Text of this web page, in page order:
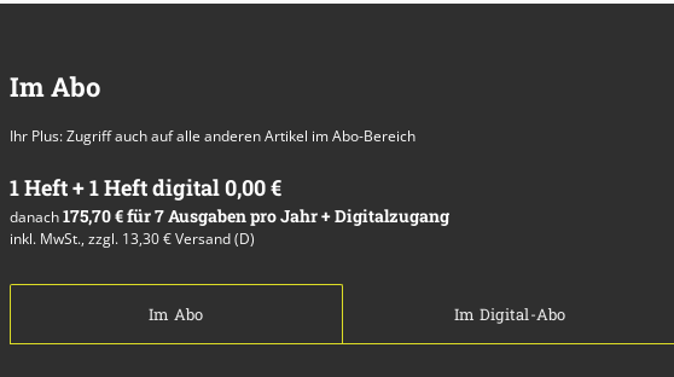
Im Abo
Ihr Plus: Zugriff auch auf alle anderen Artikel im Abo-Bereich
1 Heft + 1 Heft digital 0,00 €
danach175,70 € für 7 Ausgaben pro Jahr + Digitalzugang
inkl. MwSt., zzgl. 13,30 € Versand (D)
Im Abo Im Digital-Abo